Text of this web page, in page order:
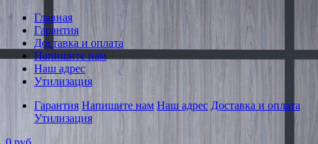
Главная
Гарантия
Доставка и оплата
Напишите нам
Наш адрес
Утилизация
Гарантия Напишите нам Наш адрес Доставка и оплата
Утилизация